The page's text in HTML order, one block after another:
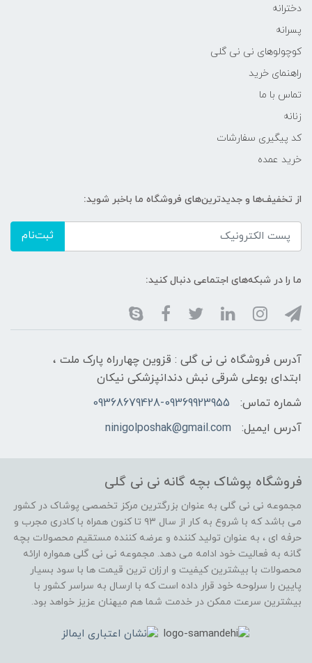
دخترانه
پسرانه
کوچولوهای نی نی گلی
راهنمای خرید
تماس با ما
زنانه
کد پیگیری سفارشات
خرید عمده
از تخفیف‌ها و جدیدترین‌های فروشگاه ما باخبر شوید:
ثبت‌نام
ما را در شبکه‌های اجتماعی دنبال کنید:
آدرس فروشگاه نی نی گلی : قزوین چهارراه پارک ملت ،
ابتدای بوعلی شرقی نبش دندانپزشکی نیکان
شماره تماس:
09368679428-09369923955
آدرس ایمیل:
ninigolposhak@gmail.com
فروشگاه پوشاک بچه گانه نی نی گلی
مجموعه نی نی گلی به عنوان بزرگترین مرکز تخصصی پوشاک در کشور
می باشد که با شروع به کار از سال ۹۳ تا کنون همراه با کادری مجرب و
حرفه ای ، به عنوان تولید کننده و عرضه کننده مستقیم محصولات بچه
گانه به فعالیت خود ادامه می دهد. مجموعه نی نی گلی همواره ارائه
محصولات با بیشترین کیفیت و ارزان ترین قیمت ها با سود بسیار
پایین را سرلوحه خود قرار داده است که با ارسال به سراسر کشور با
بیشترین سرعت ممکن در خدمت شما هم میهنان عزیز خواهد بود.